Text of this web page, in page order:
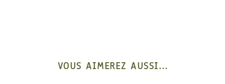
VOUS AIMEREZ AUSSI...